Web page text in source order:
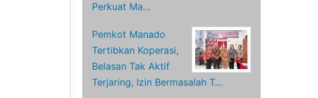
Perkuat Ma…
Pemkot Manado
Tertibkan Koperasi,
Belasan Tak Aktif
Terjaring, Izin Bermasalah T…